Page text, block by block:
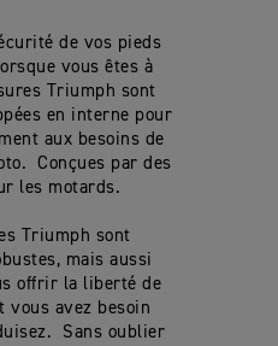
de vos pieds
vous êtes à
Triumph sont
en interne pour
aux besoins de
Conçues par des
les motards.
Triumph sont
mais aussi
offrir la liberté de
vous avez besoin
Sans oublier